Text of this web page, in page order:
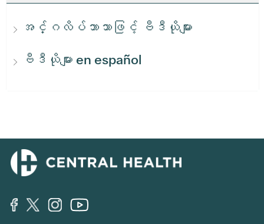
အင်္ဂလိပ်ဘာသာဖြင့် ဗီဒီယိုများ
ဗီဒီယိုများ en español